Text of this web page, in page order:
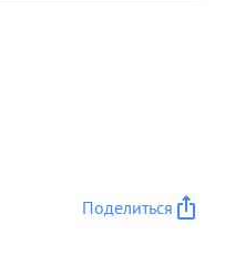
выполняет хорошо и
Поделиться